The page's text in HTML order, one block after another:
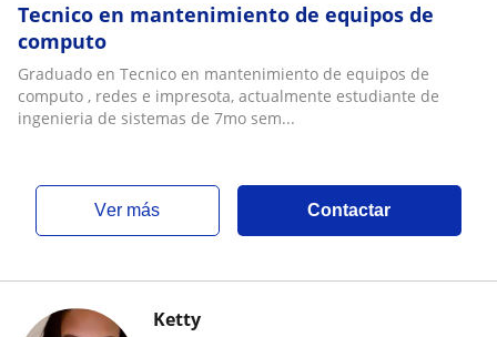
Tecnico en mantenimiento de equipos de
computo
Graduado en Tecnico en mantenimiento de equipos de
computo , redes e impresota, actualmente estudiante de
ingenieria de sistemas de 7mo sem...
ver más Contactar
Ketty